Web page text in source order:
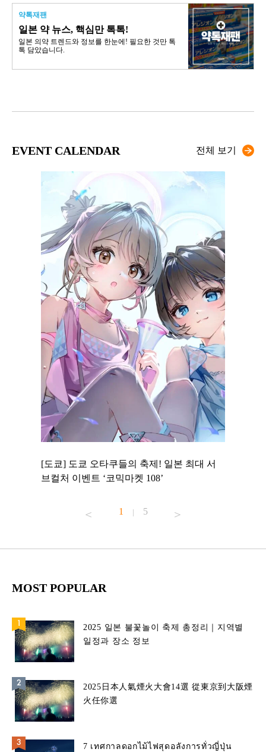
약톡재팬
일본 약 뉴스, 핵심만 톡톡!
일본 의약 트렌드와 정보를 한눈에! 필요한 것만 톡
톡 담았습니다.
EVENT CALENDAR 전체 보기
[도쿄] 도쿄 오타쿠들의 축제! 일본 최대 서
브컬처 이벤트 ‘코믹마켓 108’
1 | 5
MOST POPULAR
2025 일본 불꽃놀이 축제 총정리｜지역별
일정과 장소 정보
2025日本人氣煙火大會14選 從東京到大阪煙
火任你選
7 เทศกาลดอกไม้ไฟสุดอลังการทั่วญี่ปุ่น